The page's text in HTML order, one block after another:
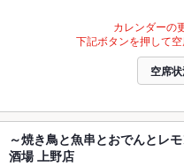
カレンダーの
下記ボタンを押して空
空席
～焼き鳥と魚串とおでんとレ
酒場 上野店